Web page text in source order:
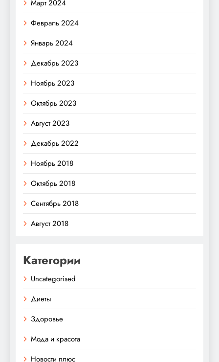
Март 2024
Февраль 2024
Январь 2024
Декабрь 2023
Ноябрь 2023
Октябрь 2023
Август 2023
Декабрь 2022
Ноябрь 2018
Октябрь 2018
Сентябрь 2018
Август 2018
Категории
Uncategorised
Диеты
Здоровье
Мода и красота
Новости плюс